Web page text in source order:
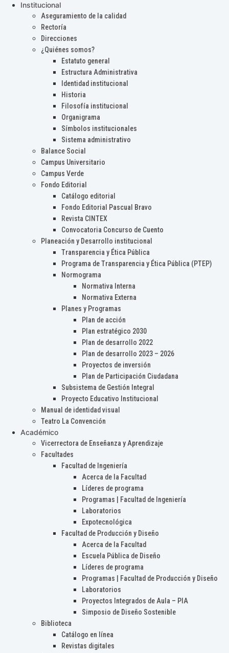
Institucional
Aseguramiento de la calidad
Rectoría
Direcciones
¿Quiénes somos?
Estatuto general
Estructura Administrativa
Identidad institucional
Historia
Filosofía institucional
Organigrama
Símbolos institucionales
Sistema administrativo
Balance Social
Campus Universitario
Campus Verde
Fondo Editorial
Catálogo editorial
Fondo Editorial Pascual Bravo
Revista CINTEX
Convocatoria Concurso de Cuento
Planeación y Desarrollo institucional
Transparencia y Ética Pública
Programa de Transparencia y Ética Pública (PTEP)
Normograma
Normativa Interna
Normativa Externa
Planes y Programas
Plan de acción
Plan estratégico 2030
Plan de desarrollo 2022
Plan de desarrollo 2023 – 2026
Proyectos de inversión
Plan de Participación Ciudadana
Subsistema de Gestión Integral
Proyecto Educativo Institucional
Manual de identidad visual
Teatro La Convención
Académico
Vicerrectora de Enseñanza y Aprendizaje
Facultades
Facultad de Ingeniería
Acerca de la Facultad
Líderes de programa
Programas | Facultad de Ingeniería
Laboratorios
Expotecnológica
Facultad de Producción y Diseño
Acerca de la Facultad
Escuela Pública de Diseño
Líderes de programa
Programas | Facultad de Producción y Diseño
Laboratorios
Proyectos Integrados de Aula – PIA
Simposio de Diseño Sostenible
Biblioteca
Catálogo en línea
Revistas digitales